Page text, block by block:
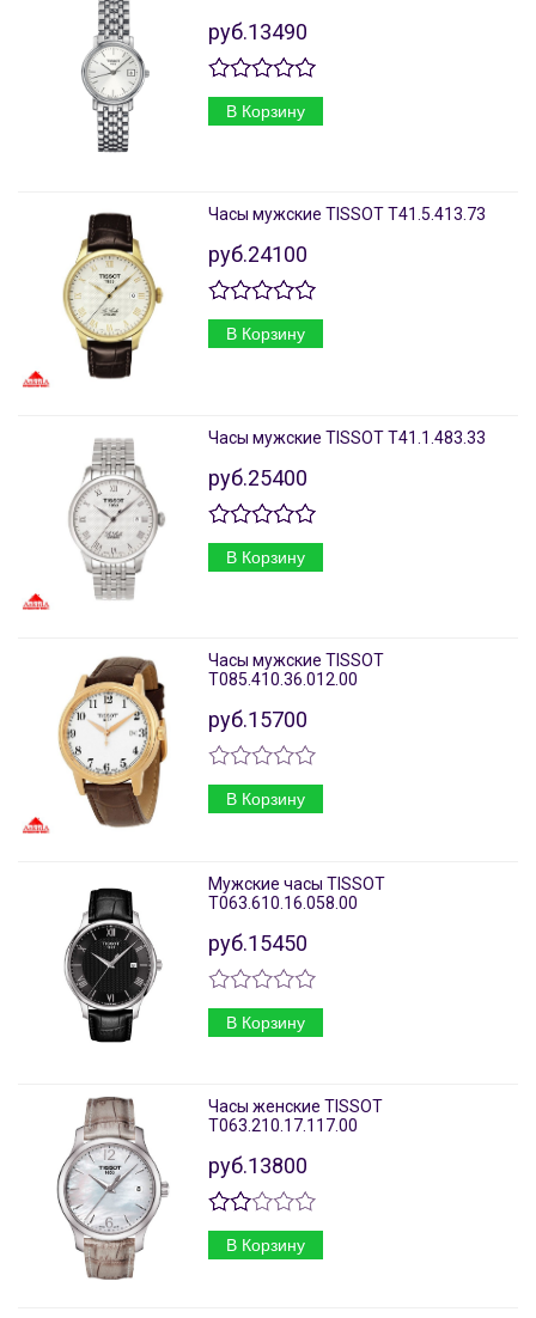
руб.13490
В Корзину
Часы мужские TISSOT T41.5.413.73
руб.24100
В Корзину
Часы мужские TISSOT T41.1.483.33
руб.25400
В Корзину
Часы мужские TISSOT
T085.410.36.012.00
руб.15700
В Корзину
Мужские часы TISSOT
T063.610.16.058.00
руб.15450
В Корзину
Часы женские TISSOT
T063.210.17.117.00
руб.13800
В Корзину